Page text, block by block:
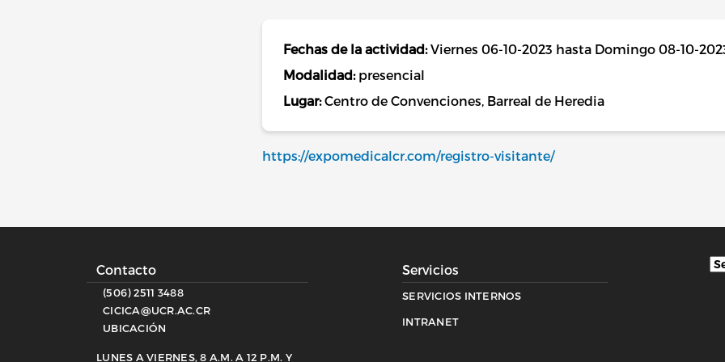
Fechas de la actividad:Viernes 06-10-2023 hasta Domingo 08-10-
Modalidad: presencial
Lugar:Centro de Convenciones, Barreal de Heredia
https://expomedicalcr.com/registro-visitante/
Contacto
(506) 2511 3488
CICICA@UCR.AC.CR
UBICACIÓN
LUNES A VIERNES, 8 A.M. A 12 P.M. Y
Servicios
SERVICIOS INTERNOS
INTRANET